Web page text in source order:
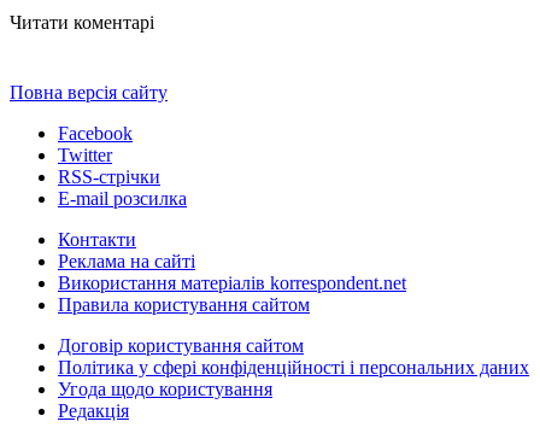
Читати коментарі
Повна версія сайту
Facebook
Twitter
RSS-стрічки
E-mail розсилка
Контакти
Реклама на сайті
Використання матеріалів korrespondent.net
Правила користування сайтом
Договір користування сайтом
Політика у сфері конфіденційності і персональних даних
Угода щодо користування
Редакція